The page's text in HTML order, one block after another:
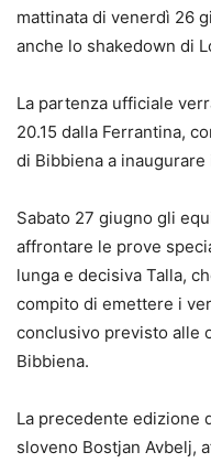
mattinata di venerdì 26
anche lo shakedown di
La partenza ufficiale
20.15 dalla Ferrantina,
di Bibbiena a
Sabato 27 giugno gli
affrontare le prove
lunga e decisiva Talla,
compito di emettere i
conclusivo previsto alle
Bibbiena.
La precedente edizione
sloveno Bostjan Avbelj,